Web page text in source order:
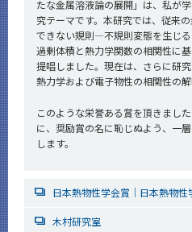
たな金属溶液論の展開」は、私が
究テーマです。本研究では、従来
できない規則―不規則変態を生じる
過剰体積と熱力学関数の相関性に
提唱しました。現在は、さらに研
熱力学および電子物性の相関性の解
このような栄誉ある賞を頂きまし
に、奨励賞の名に恥じぬよう、一
します。
日本熱物性学会賞｜日本熱物性
木村研究室